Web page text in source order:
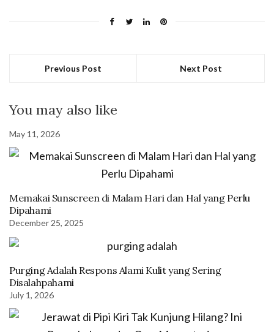
Previous Post Next Post
You may also like
May 11, 2026
Memakai Sunscreen di Malam Hari dan Hal yang Perlu
Dipahami
December 25, 2025
Purging Adalah Respons Alami Kulit yang Sering
Disalahpahami
July 1, 2026